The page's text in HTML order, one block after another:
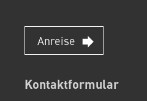
Anreise
Kontaktformular